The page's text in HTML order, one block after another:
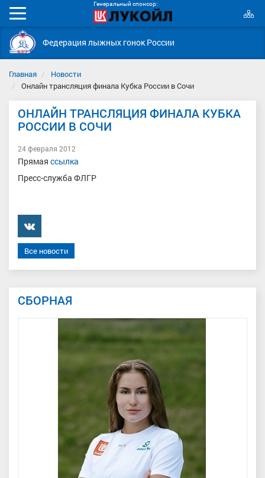
Генеральный спонсор:
Мобильное
меню
Федерация лыжных гонок России
Главная
Новости
Онлайн трансляция финала Кубка России в Сочи
ОНЛАЙН ТРАНСЛЯЦИЯ ФИНАЛА КУБКА
РОССИИ В СОЧИ
24 февраля 2012
Прямая ссылка
Пресс-служба ФЛГР
���������
Все новости
СБОРНАЯ